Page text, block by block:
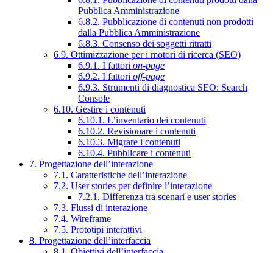
Pubblica Amministrazione
6.8.2. Pubblicazione di contenuti non prodotti
dalla Pubblica Amministrazione
6.8.3. Consenso dei soggetti ritratti
6.9. Ottimizzazione per i motori di ricerca (SEO)
6.9.1. I fattori on-page
6.9.2. I fattori off-page
6.9.3. Strumenti di diagnostica SEO: Search
Console
6.10. Gestire i contenuti
6.10.1. L’inventario dei contenuti
6.10.2. Revisionare i contenuti
6.10.3. Migrare i contenuti
6.10.4. Pubblicare i contenuti
7. Progettazione dell’interazione
7.1. Caratteristiche dell’interazione
7.2. User stories per definire l’interazione
7.2.1. Differenza tra scenari e user stories
7.3. Flussi di interazione
7.4. Wireframe
7.5. Prototipi interattivi
8. Progettazione dell’interfaccia